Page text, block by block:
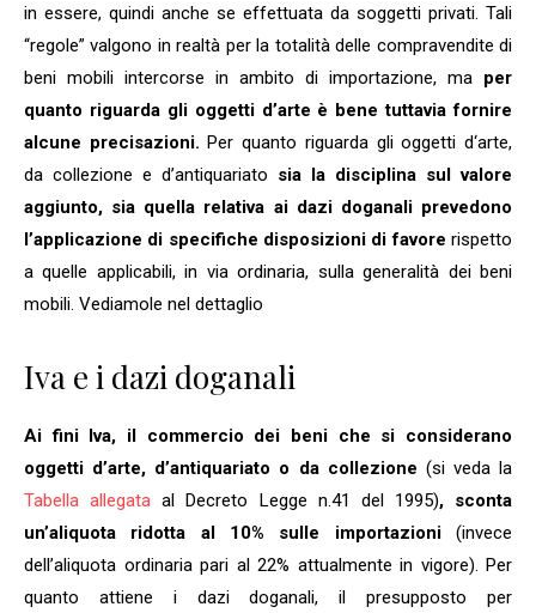
in essere, quindi anche se effettuata da soggetti privati. Tali
“regole” valgono in realtà per la totalità delle compravendite di
beni mobili intercorse in ambito di importazione, ma per
quanto riguarda gli oggetti d’arte è bene tuttavia fornire
alcune precisazioni. Per quanto riguarda gli oggetti d‘arte,
da collezione e d’antiquariato sia la disciplina sul valore
aggiunto, sia quella relativa ai dazi doganali prevedono
l’applicazione di specifiche disposizioni di favore rispetto
a quelle applicabili, in via ordinaria, sulla generalità dei beni
mobili. Vediamole nel dettaglio
Iva e i dazi doganali
Ai fini Iva, il commercio dei beni che si considerano
oggetti d’arte, d’antiquariato o da collezione (si veda la
Tabella allegata al Decreto Legge n.41 del 1995), sconta
un’aliquota ridotta al 10% sulle importazioni(invece
dell’aliquota ordinaria pari al 22% attualmente in vigore). Per
quanto attiene i dazi doganali, il presupposto per